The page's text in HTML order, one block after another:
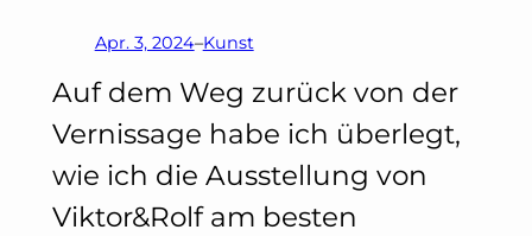
Apr. 3, 2024–Kunst
Auf dem Weg zurück von der
Vernissage habe ich überlegt,
wie ich die Ausstellung von
Viktor&Rolf am besten